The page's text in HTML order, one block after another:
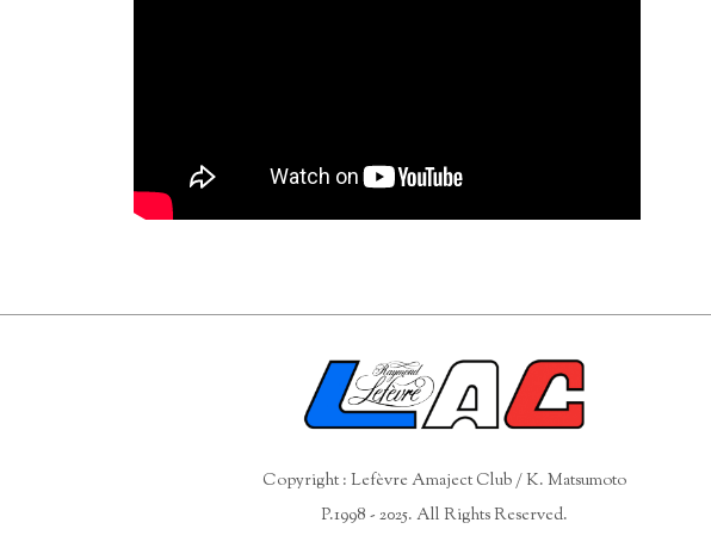
Copyright : Lefèvre Amaject Club / K. Matsumoto
P.1998 - 2025. All Rights Reserved.